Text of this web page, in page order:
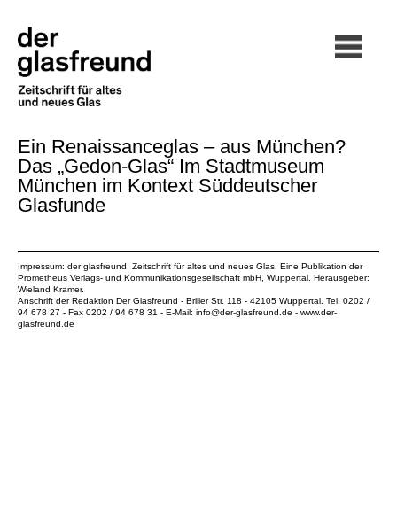
Ein Renaissanceglas – aus München?
Das „Gedon-Glas“ Im Stadtmuseum
München im Kontext Süddeutscher
Glasfunde
Impressum: der glasfreund. Zeitschrift für altes und neues Glas. Eine Publikation der
Prometheus Verlags- und Kommunikationsgesellschaft mbH , Wuppertal. Herausgeber:
Wieland Kramer.
Anschrift der Redaktion Der Glasfreund - Briller Str. 118 - 42105 Wuppertal. Tel. 0202 /
94 678 27 - Fax 0202 / 94 678 31 - E-Mail: info@der-glasfreund.de - www.der-
glasfreund.de